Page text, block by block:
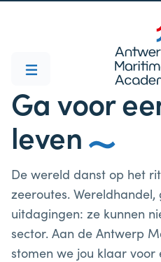
Ga voor
leven
De wereld danst op het
zeeroutes.
uitdagingen: ze kunnen
sector. Aan de Antwerp
stomen we jou klaar